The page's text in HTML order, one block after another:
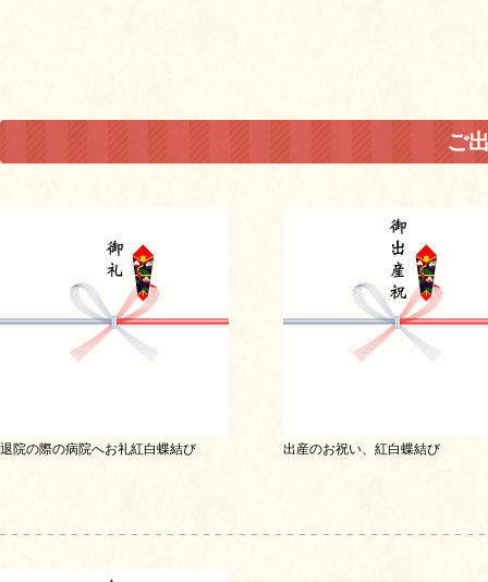
ご
退院の際の病院へお礼紅白蝶結び 出産のお祝い、紅白蝶結び